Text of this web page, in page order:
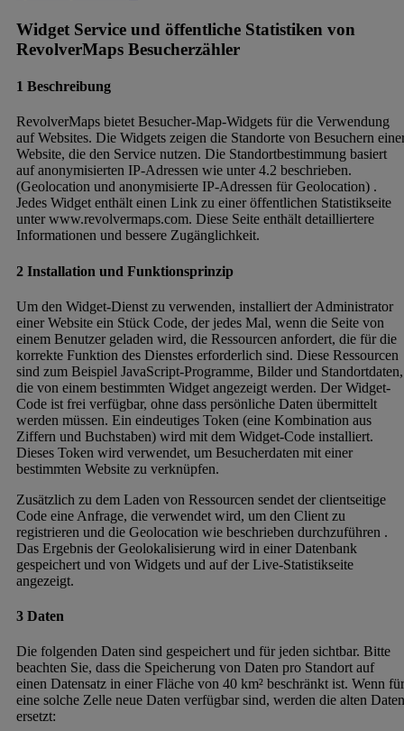
Widget Service und öffentliche Statistiken von
RevolverMaps Besucherzähler
1 Beschreibung
RevolverMaps bietet Besucher-Map-Widgets für die Verwendung
auf Websites. Die Widgets zeigen die Standorte von Besuchern
Website, die den Service nutzen. Die Standortbestimmung basiert
auf anonymisierten IP-Adressen wie unter 4.2 beschrieben.
(Geolocation und anonymisierte IP-Adressen für Geolocation) .
Jedes Widget enthält einen Link zu einer öffentlichen Statistikseite
unter www.revolvermaps.com. Diese Seite enthält detailliertere
Informationen und bessere Zugänglichkeit.
2 Installation und Funktionsprinzip
Um den Widget-Dienst zu verwenden, installiert der Administrator
einer Website ein Stück Code, der jedes Mal, wenn die Seite von
einem Benutzer geladen wird, die Ressourcen anfordert, die für die
korrekte Funktion des Dienstes erforderlich sind. Diese Ressourcen
sind zum Beispiel JavaScript-Programme, Bilder und Standortdaten,
die von einem bestimmten Widget angezeigt werden. Der Widget-
Code ist frei verfügbar, ohne dass persönliche Daten übermittelt
werden müssen. Ein eindeutiges Token (eine Kombination aus
Ziffern und Buchstaben) wird mit dem Widget-Code installiert.
Dieses Token wird verwendet, um Besucherdaten mit einer
bestimmten Website zu verknüpfen.
Zusätzlich zu dem Laden von Ressourcen sendet der clientseitige
Code eine Anfrage, die verwendet wird, um den Client zu
registrieren und die Geolocation wie beschrieben durchzuführen .
Das Ergebnis der Geolokalisierung wird in einer Datenbank
gespeichert und von Widgets und auf der Live-Statistikseite
angezeigt.
3 Daten
Die folgenden Daten sind gespeichert und für jeden sichtbar. Bitte
beachten Sie, dass die Speicherung von Daten pro Standort auf
einen Datensatz in einer Fläche von 40 km² beschränkt ist. Wenn für
eine solche Zelle neue Daten verfügbar sind, werden die alten Daten
ersetzt: